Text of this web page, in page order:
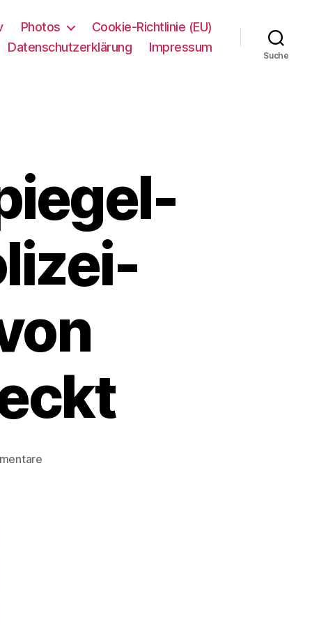
Photos
Cookie-Richtlinie (EU)
Datenschutzerklärung
Impressum
Suche
zu